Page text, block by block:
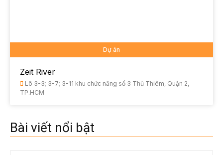
Dự án
Zeit River
Lô 3-3; 3-7; 3-11 khu chức năng số 3 Thủ Thiêm, Quận 2,
TP.HCM
Bài viết nổi bật